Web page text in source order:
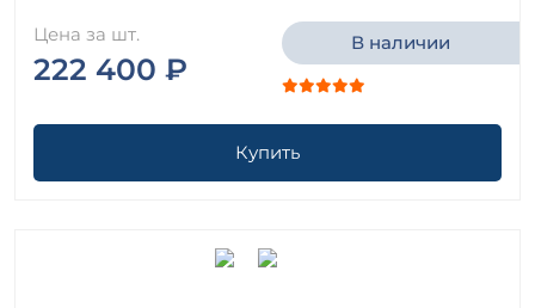
Цена за шт.
222 400 ₽
В наличии
Купить